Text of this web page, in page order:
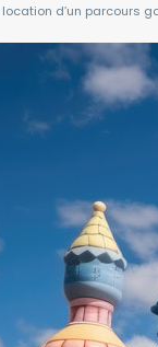
d’un parcours